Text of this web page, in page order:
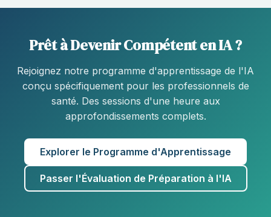
Prêt à Devenir Compétent en IA ?
Rejoignez notre programme d'apprentissage de l'IA
conçu spécifiquement pour les professionnels de
santé. Des sessions d'une heure aux
approfondissements complets.
Explorer le Programme d'Apprentissage
Passer l'Évaluation de Préparation à l'IA